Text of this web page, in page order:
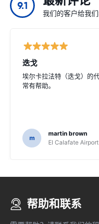
9.1
我们的客户给我
迭戈
埃尔卡拉法特（迭戈）的
常有帮助。
m
martin brown
El Calafate Airport
帮助和联系